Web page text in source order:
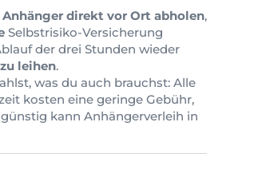
Anhänger direkt vor Ort abholen,
Selbstrisiko-Versicherung
der drei Stunden wieder
leihen.
was du auch brauchst: Alle
kosten eine geringe Gebühr,
kann Anhängerverleih in